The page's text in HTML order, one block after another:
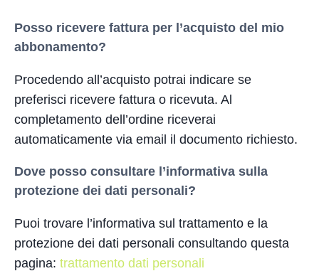
Posso ricevere fattura per l’acquisto del mio
abbonamento?
Procedendo all’acquisto potrai indicare se
preferisci ricevere fattura o ricevuta. Al
completamento dell’ordine riceverai
automaticamente via email il documento richiesto.
Dove posso consultare l’informativa sulla
protezione dei dati personali?
Puoi trovare l’informativa sul trattamento e la
protezione dei dati personali consultando questa
pagina: trattamento dati personali